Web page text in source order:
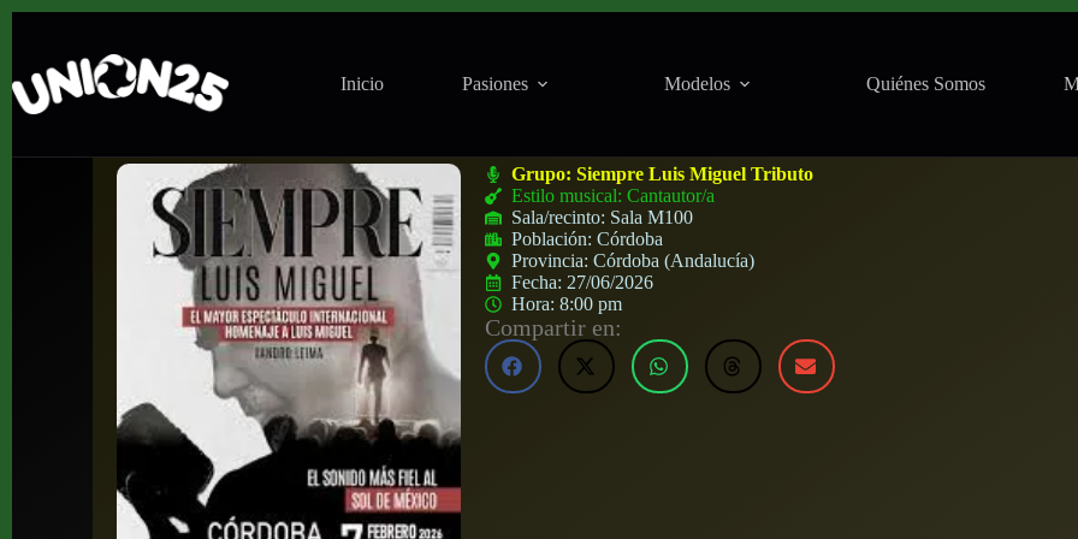
Inicio Pasiones Modelos Quiénes Somos
Grupo:Siempre Luis Miguel Tributo
Estilo musical: Cantautor/a
Sala/recinto: Sala M100
Población:Córdoba
Provincia:Córdoba (Andalucía)
Fecha: 27/06/2026
Hora:8:00 pm
Compartir en: